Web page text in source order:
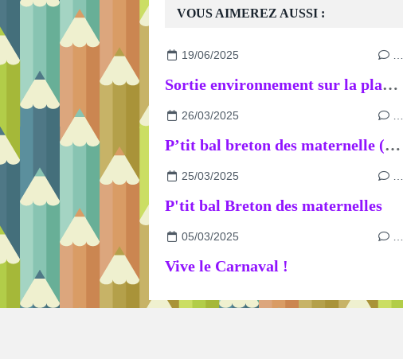
VOUS AIMEREZ AUSSI :
19/06/2025 …
Sortie environnement sur la plage de Beaumer
26/03/2025 …
P’tit bal breton des maternelle (suite)
25/03/2025 …
P'tit bal Breton des maternelles
05/03/2025 …
Vive le Carnaval !